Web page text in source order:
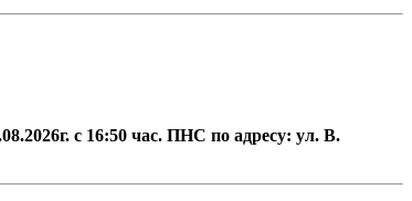
с 16:50 час. ПНС по адресу: ул. В.